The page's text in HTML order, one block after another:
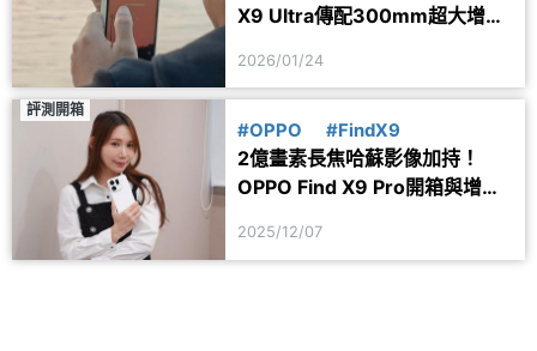
X9 Ultra傳配300mm超大增距
2026/01/24
評測開箱
#OPPO #FindX9
2億畫素長焦哈蘇影像加持！
OPPO Find X9 Pro開箱與增距
2025/12/07